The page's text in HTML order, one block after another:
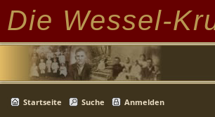
Die Wessel-
Startseite Suche Anmelden